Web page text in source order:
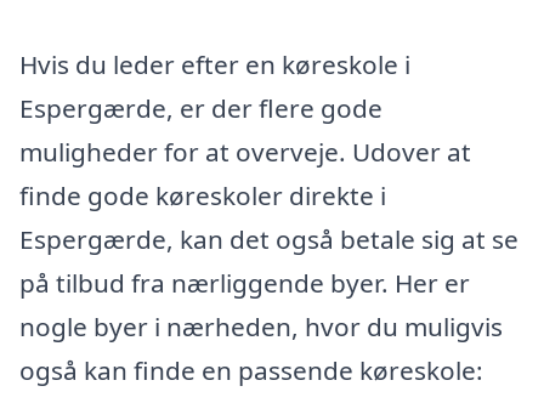
Hvis du leder efter en køreskole i
Espergærde, er der flere gode
muligheder for at overveje. Udover at
finde gode køreskoler direkte i
Espergærde, kan det også betale sig at se
på tilbud fra nærliggende byer. Her er
nogle byer i nærheden, hvor du muligvis
også kan finde en passende køreskole: